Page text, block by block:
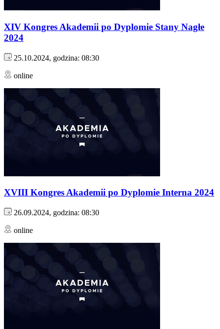
XIV Kongres Akademii po Dyplomie Stany Nagłe
2024
25.10.2024, godzina: 08:30
online
XVIII Kongres Akademii po Dyplomie Interna 2024
26.09.2024, godzina: 08:30
online